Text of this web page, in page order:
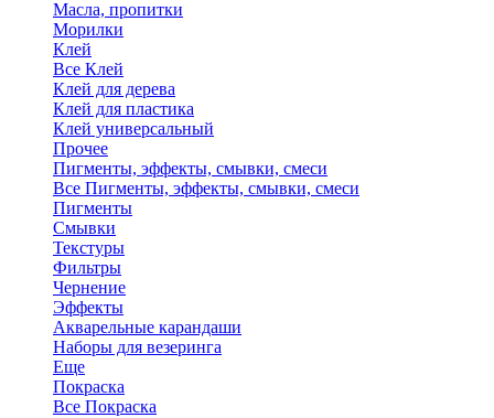
Масла, пропитки
Морилки
Клей
Все Клей
Клей для дерева
Клей для пластика
Клей универсальный
Прочее
Пигменты, эффекты, смывки, смеси
Все Пигменты, эффекты, смывки, смеси
Пигменты
Смывки
Текстуры
Фильтры
Чернение
Эффекты
Акварельные карандаши
Наборы для везеринга
Еще
Покраска
Все Покраска